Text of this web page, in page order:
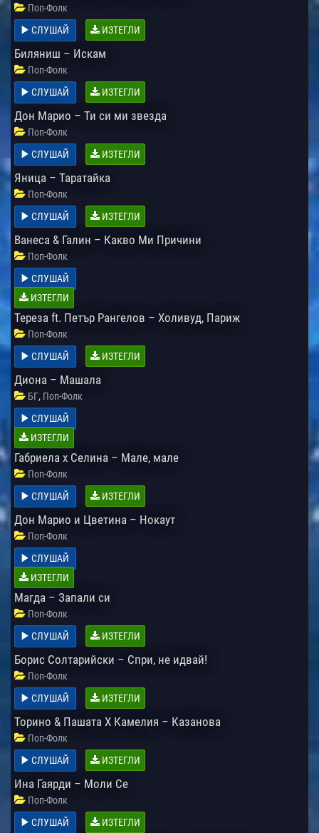
Поп-Фолк
СЛУШАЙ
ИЗТЕГЛИ
Биляниш – Искам
Поп-Фолк
СЛУШАЙ
ИЗТЕГЛИ
Дон Марио – Ти си ми звезда
Поп-Фолк
СЛУШАЙ
ИЗТЕГЛИ
Яница – Таратайка
Поп-Фолк
СЛУШАЙ
ИЗТЕГЛИ
Ванеса & Галин – Какво Ми Причини
Поп-Фолк
СЛУШАЙ
ИЗТЕГЛИ
Тереза ft. Петър Рангелов – Холивуд, Париж
Поп-Фолк
СЛУШАЙ
ИЗТЕГЛИ
Диона – Машала
БГ, Поп-Фолк
СЛУШАЙ
ИЗТЕГЛИ
Габриела х Селина – Мале, мале
Поп-Фолк
СЛУШАЙ
ИЗТЕГЛИ
Дон Марио и Цветина – Нокаут
Поп-Фолк
СЛУШАЙ
ИЗТЕГЛИ
Магда – Запали си
Поп-Фолк
СЛУШАЙ
ИЗТЕГЛИ
Борис Солтарийски – Спри, не идвай!
Поп-Фолк
СЛУШАЙ
ИЗТЕГЛИ
Торино & Пашата Х Камелия – Казанова
Поп-Фолк
СЛУШАЙ
ИЗТЕГЛИ
Ина Гаярди – Моли Се
Поп-Фолк
СЛУШАЙ
ИЗТЕГЛИ